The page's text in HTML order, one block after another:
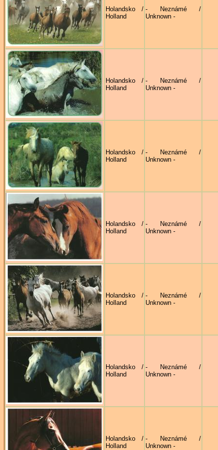
Holandsko /
Holland
- Neznámé /
Unknown -
Holandsko /
Holland
- Neznámé /
Unknown -
Holandsko /
Holland
- Neznámé /
Unknown -
Holandsko /
Holland
- Neznámé /
Unknown -
Holandsko /
Holland
- Neznámé /
Unknown -
Holandsko /
Holland
- Neznámé /
Unknown -
Holandsko /
Holland
- Neznámé /
Unknown -